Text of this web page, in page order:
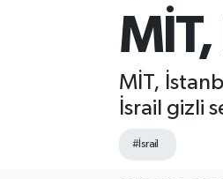
MİT,
İsrail gizli
#İsrail